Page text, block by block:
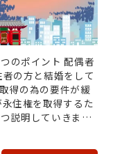
イント 配偶者
の方と結婚をして
得の為の要件が緩
住権を取得するた
説明していきま